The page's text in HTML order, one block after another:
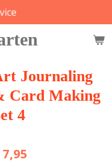
Journaling
Card Making
4